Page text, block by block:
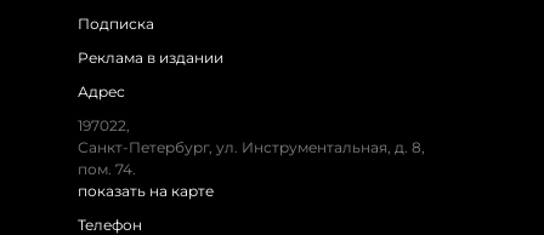
Подписка
Реклама в издании
Адрес
197022,
Санкт-Петербург, ул. Инструментальная, д. 8,
пом. 74.
показать на карте
Телефон